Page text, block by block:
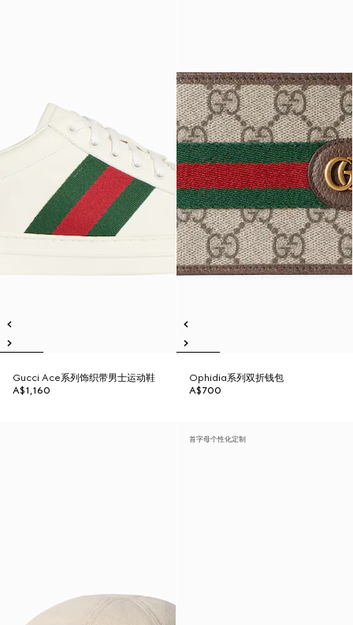
Gucci Ace系列饰织带男士运动鞋
A$1,160
Ophidia系列双折钱包
A$700
首字母个性化定制